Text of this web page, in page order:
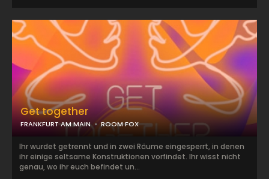
Get together
FRANKFURT AM MAIN ROOM FOX
Ihr wurdet getrennt und in zwei Räume eingesperrt, in denen
ihr einige seltsame Konstruktionen vorfindet. Ihr wisst nicht
genau, wo ihr euch befindet un...